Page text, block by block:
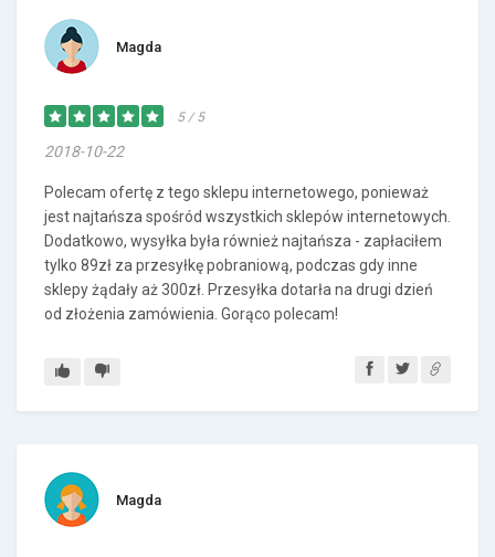
Magda
5 / 5
2018-10-22
Polecam ofertę z tego sklepu internetowego, ponieważ
jest najtańsza spośród wszystkich sklepów internetowych.
Dodatkowo, wysyłka była również najtańsza - zapłaciłem
tylko 89zł za przesyłkę pobraniową, podczas gdy inne
sklepy żądały aż 300zł. Przesyłka dotarła na drugi dzień
od złożenia zamówienia. Gorąco polecam!
Magda